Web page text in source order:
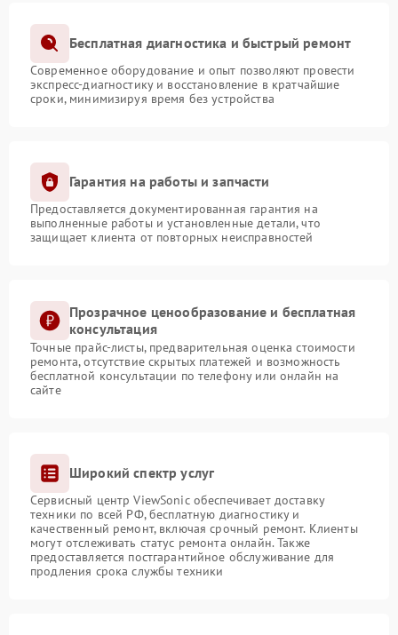
Бесплатная диагностика и быстрый ремонт
Современное оборудование и опыт позволяют провести
экспресс-диагностику и восстановление в кратчайшие
сроки, минимизируя время без устройства
Гарантия на работы и запчасти
Предоставляется документированная гарантия на
выполненные работы и установленные детали, что
защищает клиента от повторных неисправностей
Прозрачное ценообразование и бесплатная
консультация
Точные прайс-листы, предварительная оценка стоимости
ремонта, отсутствие скрытых платежей и возможность
бесплатной консультации по телефону или онлайн на
сайте
Широкий спектр услуг
Сервисный центр ViewSonic обеспечивает доставку
техники по всей РФ, бесплатную диагностику и
качественный ремонт, включая срочный ремонт. Клиенты
могут отслеживать статус ремонта онлайн. Также
предоставляется постгарантийное обслуживание для
продления срока службы техники